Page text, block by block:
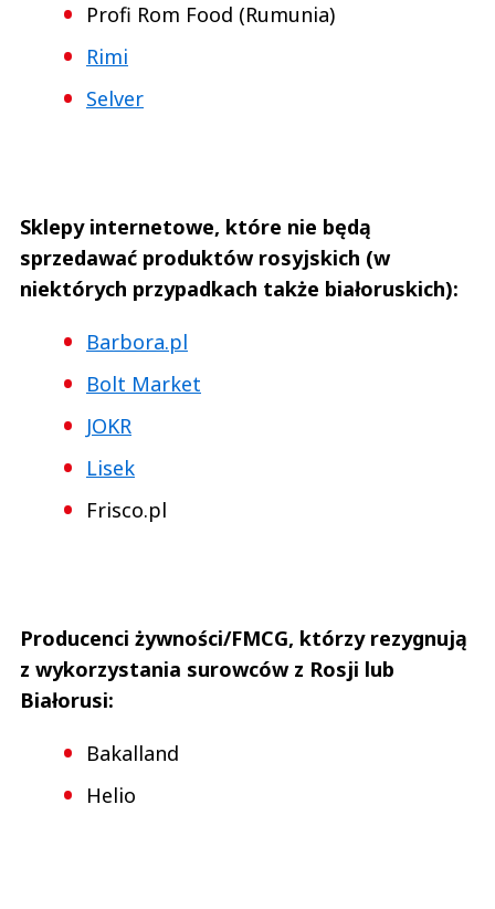
Profi Rom Food (Rumunia)
Rimi
Selver
Sklepy internetowe, które nie będą
sprzedawać produktów rosyjskich (w
niektórych przypadkach także białoruskich):
Barbora.pl
Bolt Market
JOKR
Lisek
Frisco.pl
Producenci żywności/FMCG, którzy rezygnują
z wykorzystania surowców z Rosji lub
Białorusi:
Bakalland
Helio